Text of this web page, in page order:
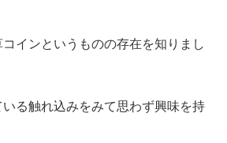
インというものの存在を知りまし
る触れ込みをみて思わず興味を持